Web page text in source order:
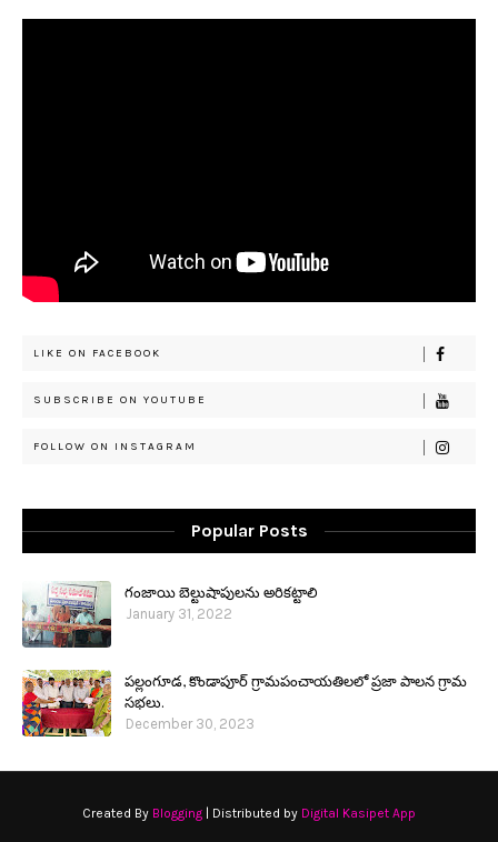
LIKE ON FACEBOOK
SUBSCRIBE ON YOUTUBE
FOLLOW ON INSTAGRAM
Popular Posts
గంజాయి బెల్టుషాపులను అరికట్టాలి
January 31, 2022
పల్లంగూడ, కొండాపూర్ గ్రామపంచాయతిలలో ప్రజా పాలన గ్రామ
సభలు.
December 30, 2023
Created By Blogging | Distributed by Digital Kasipet App